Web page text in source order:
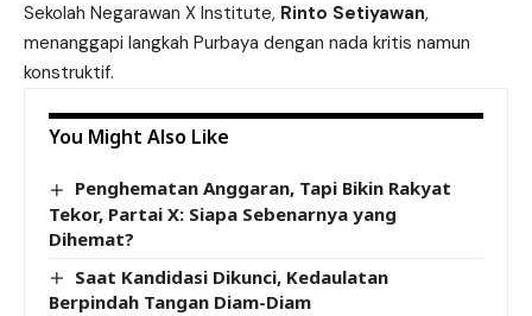
Sekolah Negarawan X Institute, Rinto Setiyawan,
menanggapi langkah Purbaya dengan nada kritis namun
konstruktif.
You Might Also Like
Penghematan Anggaran, Tapi Bikin Rakyat
Tekor, Partai X: Siapa Sebenarnya yang
Dihemat?
Saat Kandidasi Dikunci, Kedaulatan
Berpindah Tangan Diam-Diam